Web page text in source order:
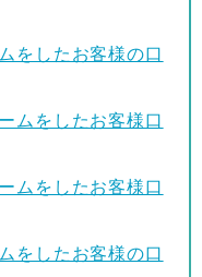
をしたお客様の口
ムをしたお客様口
ムをしたお客様口
をしたお客様の口